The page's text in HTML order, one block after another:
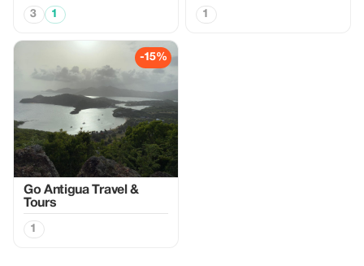
3 1 1
-15%
Go Antigua Travel &
Tours
1